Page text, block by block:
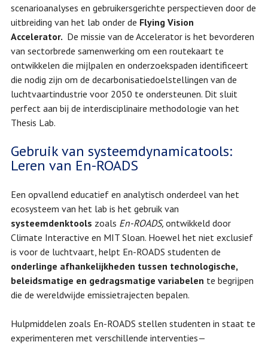
scenarioanalyses en gebruikersgerichte perspectieven door de
uitbreiding van het lab onder de Flying Vision
Accelerator. De missie van de Accelerator is het bevorderen
van sectorbrede samenwerking om een routekaart te
ontwikkelen die mijlpalen en onderzoekspaden identificeert
die nodig zijn om de decarbonisatiedoelstellingen van de
luchtvaartindustrie voor 2050 te ondersteunen. Dit sluit
perfect aan bij de interdisciplinaire methodologie van het
Thesis Lab.
Gebruik van systeemdynamicatools:
Leren van En-ROADS
Een opvallend educatief en analytisch onderdeel van het
ecosysteem van het lab is het gebruik van
systeemdenktools zoals En-ROADS, ontwikkeld door
Climate Interactive en MIT Sloan. Hoewel het niet exclusief
is voor de luchtvaart, helpt En-ROADS studenten de
onderlinge afhankelijkheden tussen technologische,
beleidsmatige en gedragsmatige variabelen te begrijpen
die de wereldwijde emissietrajecten bepalen.
Hulpmiddelen zoals En-ROADS stellen studenten in staat te
experimenteren met verschillende interventies—